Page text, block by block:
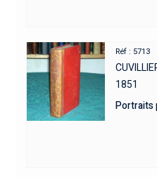
Réf : 5713
1851
Portraits